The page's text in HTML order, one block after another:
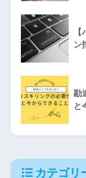
ン
勘
と
カテゴリ